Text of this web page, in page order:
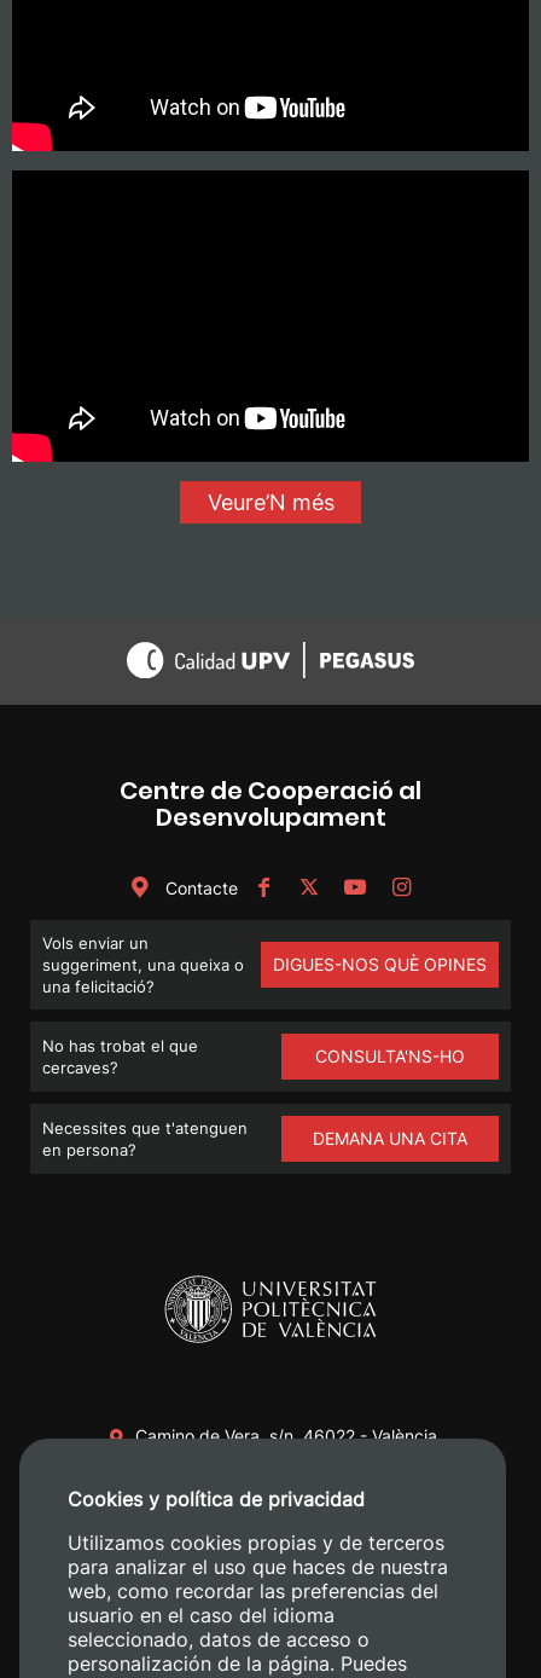
Veure’N més
Centre de Cooperació al
Desenvolupament
Contacte
Vols enviar un
suggeriment, una queixa o
una felicitació?
DIGUES-NOS QUÈ OPINES
No has trobat el que
cercaves?
CONSULTA'NS-HO
Necessites que t'atenguen
en persona?
DEMANA UNA CITA
Camino de Vera, s/n. 46022 - València
+34 620 04 00 50
Cookies y política de privacidad
Utilizamos cookies propias y de terceros
para analizar el uso que haces de nuestra
web, como recordar las preferencias del
usuario en el caso del idioma
seleccionado, datos de acceso o
personalización de la página. Puedes